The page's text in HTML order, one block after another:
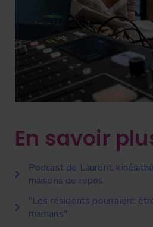
En savoir
Podcast de Laurent,
maisons de repos
"Les résidents pourraient
mamans"